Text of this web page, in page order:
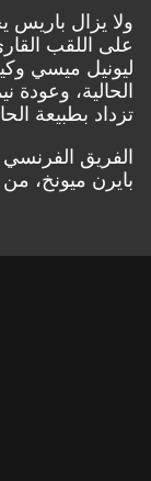
ولا يزال
على اللقب
ليونيل ميسي
الحالية، وعودة
تزداد بطبيعة
بايرن ميونخ،